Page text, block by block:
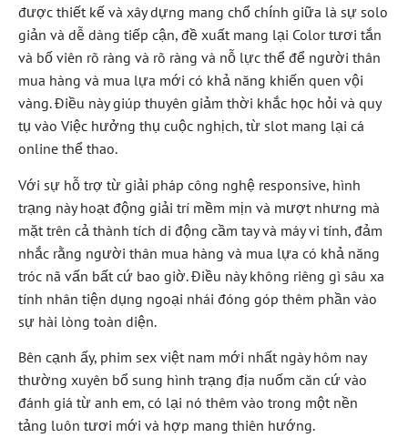
được thiết kế và xây dựng mang chổ chính giữa là sự solo
giản và dễ dàng tiếp cận, đề xuất mang lại Color tươi tắn
và bố viên rõ ràng và rõ ràng và nỗ lực thể để người thân
mua hàng và mua lựa mới có khả năng khiến quen vội
vàng. Điều này giúp thuyên giảm thời khắc học hỏi và quy
tụ vào Việc hưởng thụ cuộc nghịch, từ slot mang lại cá
online thể thao.
Với sự hỗ trợ từ giải pháp công nghệ responsive, hình
trạng này hoạt động giải trí mềm mịn và mượt nhưng mà
mặt trên cả thành tích di động cầm tay và máy vi tính, đảm
nhắc rằng người thân mua hàng và mua lựa có khả năng
tróc nã vấn bất cứ bao giờ. Điều này không riêng gì sâu xa
tính nhân tiện dụng ngoại nhái đóng góp thêm phần vào
sự hài lòng toàn diện.
Bên cạnh ấy, phim sex việt nam mới nhất ngày hôm nay
thường xuyên bổ sung hình trạng địa nuốm căn cứ vào
đánh giá từ anh em, có lại nó thêm vào trong một nền
tảng luôn tươi mới và hợp mang thiên hướng.